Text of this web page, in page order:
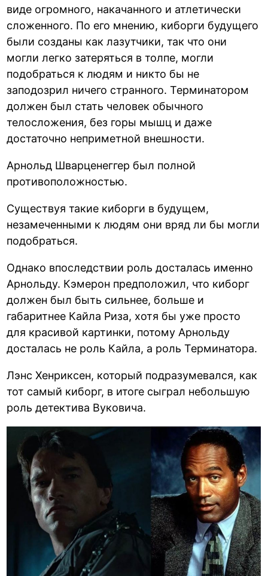
виде огромного, накачанного и атлетически
сложенного. По его мнению, киборги будущего
были созданы как лазутчики, так что они
могли легко затеряться в толпе, могли
подобраться к людям и никто бы не
заподозрил ничего странного. Терминатором
должен был стать человек обычного
телосложения, без горы мышц и даже
достаточно неприметной внешности.
Арнольд Шварценеггер был полной
противоположностью.
Существуя такие киборги в будущем,
незамеченными к людям они вряд ли бы могли
подобраться.
Однако впоследствии роль досталась именно
Арнольду. Кэмерон предположил, что киборг
должен был быть сильнее, больше и
габаритнее Кайла Риза, хотя бы уже просто
для красивой картинки, потому Арнольду
досталась не роль Кайла, а роль Терминатора.
Лэнс Хенриксен, который подразумевался, как
тот самый киборг, в итоге сыграл небольшую
роль детектива Вуковича.